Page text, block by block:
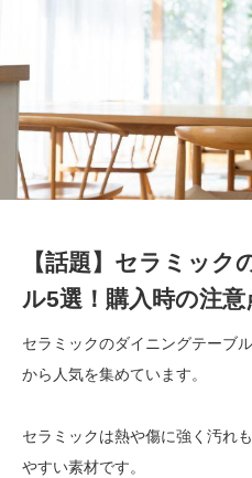
【話題】セラミッ
ル5選！購入時の注
セラミックのダイニングテーブ
から人気を集めています。
セラミックは熱や傷に強く汚れ
やすい素材です。